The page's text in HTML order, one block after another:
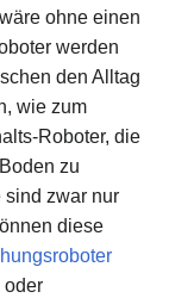
wäre ohne einen
werden
den Alltag
wie zum
Roboter, die
zu
sind zwar nur
diese
oder